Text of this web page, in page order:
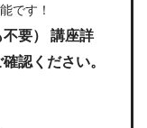
です！
要） 講座詳
認ください。